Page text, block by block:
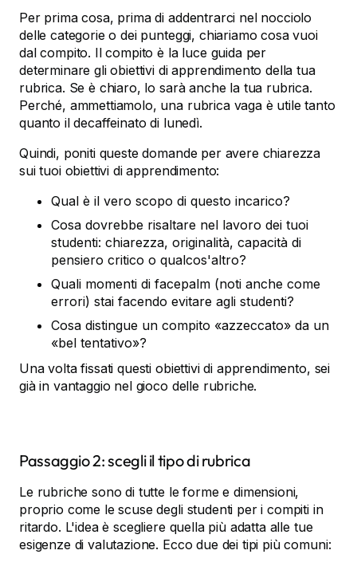
Per prima cosa, prima di addentrarci nel nocciolo
delle categorie o dei punteggi, chiariamo cosa vuoi
dal compito. Il compito è la luce guida per
determinare gli obiettivi di apprendimento della tua
rubrica. Se è chiaro, lo sarà anche la tua rubrica.
Perché, ammettiamolo, una rubrica vaga è utile tanto
quanto il decaffeinato di lunedì.
Quindi, poniti queste domande per avere chiarezza
sui tuoi obiettivi di apprendimento:
Qual è il vero scopo di questo incarico?
Cosa dovrebbe risaltare nel lavoro dei tuoi
studenti: chiarezza, originalità, capacità di
pensiero critico o qualcos'altro?
Quali momenti di facepalm (noti anche come
errori) stai facendo evitare agli studenti?
Cosa distingue un compito «azzeccato» da un
«bel tentativo»?
Una volta fissati questi obiettivi di apprendimento, sei
già in vantaggio nel gioco delle rubriche.
Passaggio 2: scegli il tipo di rubrica
Le rubriche sono di tutte le forme e dimensioni,
proprio come le scuse degli studenti per i compiti in
ritardo. L'idea è scegliere quella più adatta alle tue
esigenze di valutazione. Ecco due dei tipi più comuni: